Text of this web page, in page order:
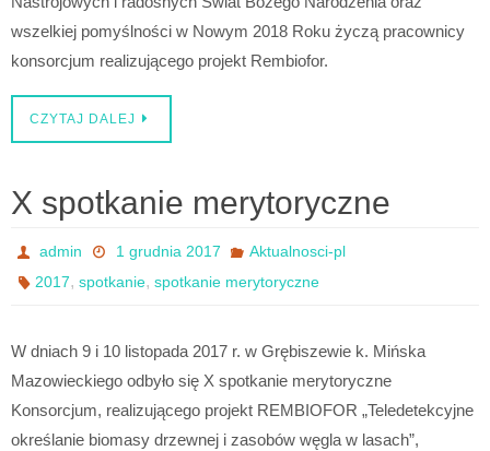
wszelkiej pomyślności w Nowym 2018 Roku życzą pracownicy
konsorcjum realizującego projekt Rembiofor.
CZYTAJ DALEJ
X spotkanie merytoryczne
admin 1 grudnia 2017
Aktualnosci-pl
2017,spotkanie,spotkanie merytoryczne
W dniach 9 i 10 listopada 2017 r. w Grębiszewie k. Mińska
Mazowieckiego odbyło się X spotkanie merytoryczne
Konsorcjum, realizującego projekt REMBIOFOR „Teledetekcyjne
określanie biomasy drzewnej i zasobów węgla w lasach”,